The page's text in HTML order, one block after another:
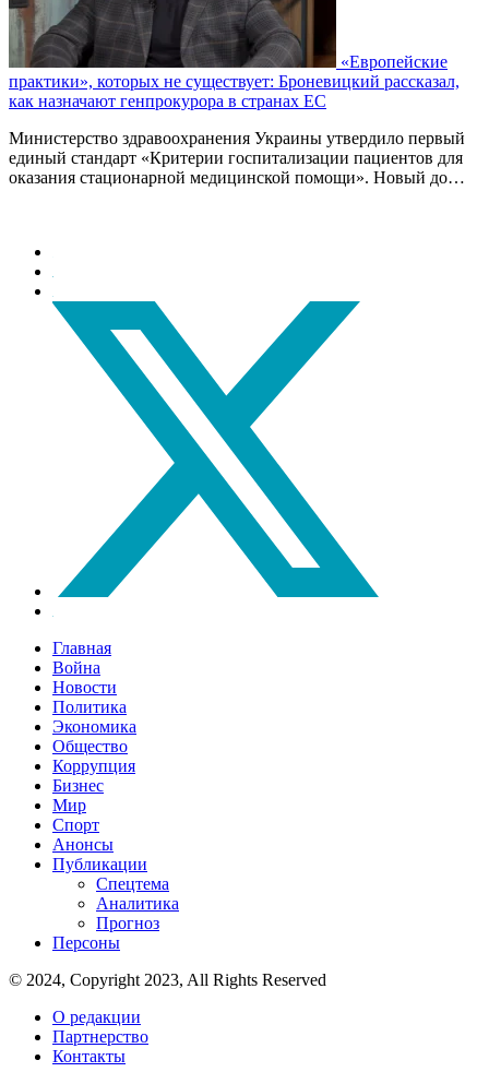
«Европейские
практики», которых не существует: Броневицкий рассказал,
как назначают генпрокурора в странах ЕС
Министерство здравоохранения Украины утвердило первый
единый стандарт «Критерии госпитализации пациентов для
оказания стационарной медицинской помощи». Новый до…
Главная
Война
Новости
Политика
Экономика
Общество
Коррупция
Бизнес
Мир
Спорт
Анонсы
Публикации
Спецтема
Аналитика
Прогноз
Персоны
© 2024, Copyright 2023, All Rights Reserved
О редакции
Партнерство
Контакты